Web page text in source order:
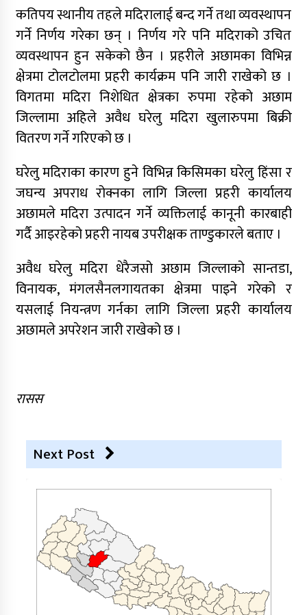
कतिपय स्थानीय तहले मदिरालाई बन्द गर्ने तथा व्यवस्थापन
गर्ने निर्णय गरेका छन् । निर्णय गरे पनि मदिराको उचित
व्यवस्थापन हुन सकेको छैन । प्रहरीले अछामका विभिन्न
क्षेत्रमा टोलटोलमा प्रहरी कार्यक्रम पनि जारी राखेको छ ।
विगतमा मदिरा निशेधित क्षेत्रका रुपमा रहेको अछाम
जिल्लामा अहिले अवैध घरेलु मदिरा खुलारुपमा बिक्री
वितरण गर्ने गरिएको छ ।
घरेलु मदिराका कारण हुने विभिन्न किसिमका घरेलु हिंसा र
जघन्य अपराध रोक्नका लागि जिल्ला प्रहरी कार्यालय
अछामले मदिरा उत्पादन गर्ने व्यक्तिलाई कानूनी कारबाही
गर्दै आइरहेको प्रहरी नायब उपरीक्षक ताण्डुकारले बताए ।
अवैध घरेलु मदिरा धेरैजसो अछाम जिल्लाको सान्तडा,
विनायक, मंगलसैनलगायतका क्षेत्रमा पाइने गरेको र
यसलाई नियन्त्रण गर्नका लागि जिल्ला प्रहरी कार्यालय
अछामले अपरेशन जारी राखेको छ ।
रासस
Next Post